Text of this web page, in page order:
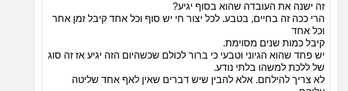
זה ישנה את העובדה שהוא בסוף יגיע?
הרי ככה זה בחיים, בטבע. לכל יצור חי יש סוף וכל אחד קיבל זמן אחר
וכל אחד
קיבל כמות שנים מסוימת.
יש פחד שהוא הגיוני וטבעי כי ברור לכולם שכשהיום הזה יגיע אז זה סוג
של ללכת למשהו בלתי נודע.
לא צריך להילחם. אלא להבין שיש דברים שאין לאף אחד שליטה